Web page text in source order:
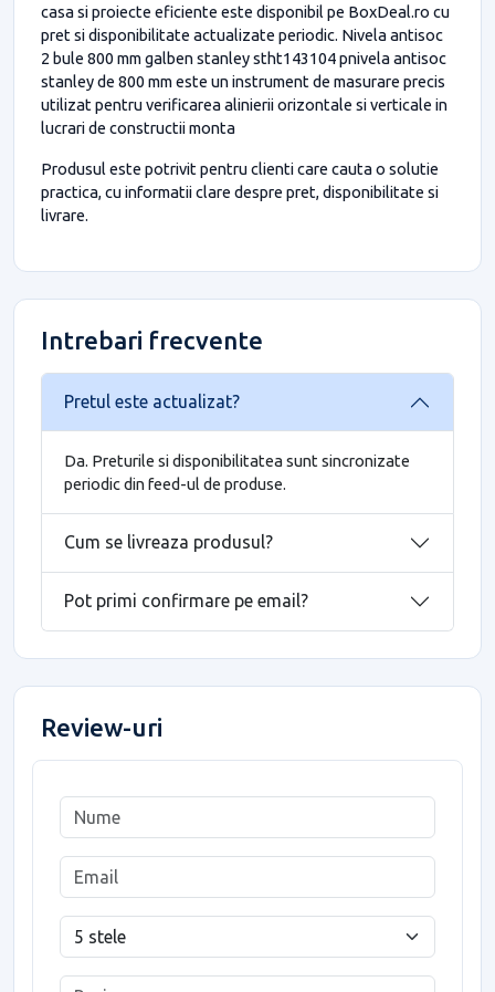
casa si proiecte eficiente este disponibil pe BoxDeal.ro cu
pret si disponibilitate actualizate periodic. Nivela antisoc
2 bule 800 mm galben stanley stht143104 pnivela antisoc
stanley de 800 mm este un instrument de masurare precis
utilizat pentru verificarea alinierii orizontale si verticale in
lucrari de constructii monta
Produsul este potrivit pentru clienti care cauta o solutie
practica, cu informatii clare despre pret, disponibilitate si
livrare.
Intrebari frecvente
Pretul este actualizat?
Da. Preturile si disponibilitatea sunt sincronizate
periodic din feed-ul de produse.
Cum se livreaza produsul?
Pot primi confirmare pe email?
Review-uri